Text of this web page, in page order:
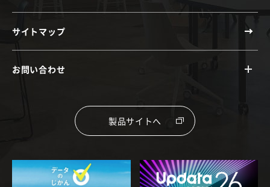
サイトマップ
お問い合わせ
製品サイトへ